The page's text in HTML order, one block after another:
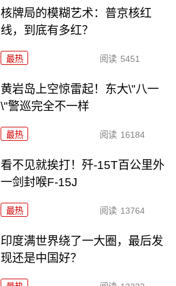
核牌局的模糊艺术：普京核红
线，到底有多红？
最热 阅读 5451
黄岩岛上空惊雷起！东大\"八一
\"警巡完全不一样
最热 阅读 16184
看不见就挨打！歼-15T百公里外
一剑封喉F-15J
最热 阅读 13764
印度满世界绕了一大圈，最后发
现还是中国好？